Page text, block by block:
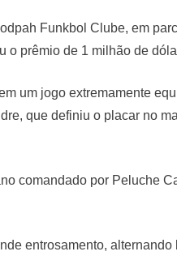
Funkbol Clube, em
o prêmio de 1 milhão de
um jogo extremamente
que definiu o placar no
comandado por Peluche
entrosamento,